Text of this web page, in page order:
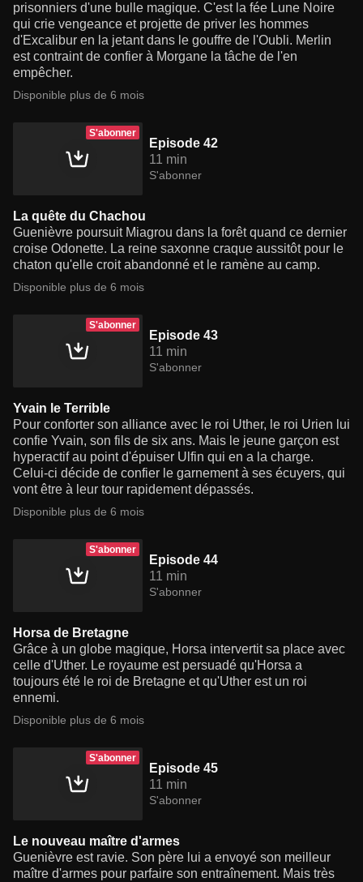
prisonniers d'une bulle magique. C'est la fée Lune Noire
qui crie vengeance et projette de priver les hommes
d'Excalibur en la jetant dans le gouffre de l'Oubli. Merlin
est contraint de confier à Morgane la tâche de l'en
empêcher.
Disponible plus de 6 mois
S'abonner
Episode 42
11 min
S'abonner
La quête du Chachou
Guenièvre poursuit Miagrou dans la forêt quand ce dernier
croise Odonette. La reine saxonne craque aussitôt pour le
chaton qu'elle croit abandonné et le ramène au camp.
Disponible plus de 6 mois
S'abonner
Episode 43
11 min
S'abonner
Yvain le Terrible
Pour conforter son alliance avec le roi Uther, le roi Urien lui
confie Yvain, son fils de six ans. Mais le jeune garçon est
hyperactif au point d'épuiser Ulfin qui en a la charge.
Celui-ci décide de confier le garnement à ses écuyers, qui
vont être à leur tour rapidement dépassés.
Disponible plus de 6 mois
S'abonner
Episode 44
11 min
S'abonner
Horsa de Bretagne
Grâce à un globe magique, Horsa intervertit sa place avec
celle d'Uther. Le royaume est persuadé qu'Horsa a
toujours été le roi de Bretagne et qu'Uther est un roi
ennemi.
Disponible plus de 6 mois
S'abonner
Episode 45
11 min
S'abonner
Le nouveau maître d'armes
Guenièvre est ravie. Son père lui a envoyé son meilleur
maître d'armes pour parfaire son entraînement. Mais très